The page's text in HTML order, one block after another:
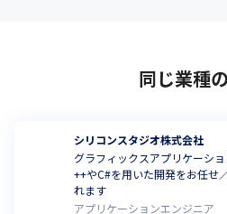
同じ業種
シリコンスタジオ株式会社
グラフィックスアプリケーシ
++やC#を用いた開発をお任せ
れます
アプリケーションエンジニア